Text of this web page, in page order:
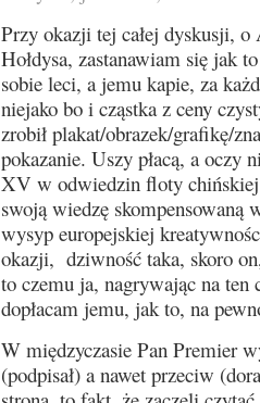
Przy okazji tej całej dyskusji,
Hołdysa, zastanawiam się jak
sobie leci, a jemu kapie, za
niejako bo i cząstka z ceny
zrobił plakat/obrazek/grafikę/
pokazanie. Uszy płacą, a oczy
XV w odwiedzin floty
swoją wiedzę skompensowaną
wysyp europejskiej
okazji, dziwność taka, skoro
to czemu ja, nagrywając na ten
dopłacam jemu, jak to, na
W międzyczasie Pan Premier
(podpisał) a nawet przeciw